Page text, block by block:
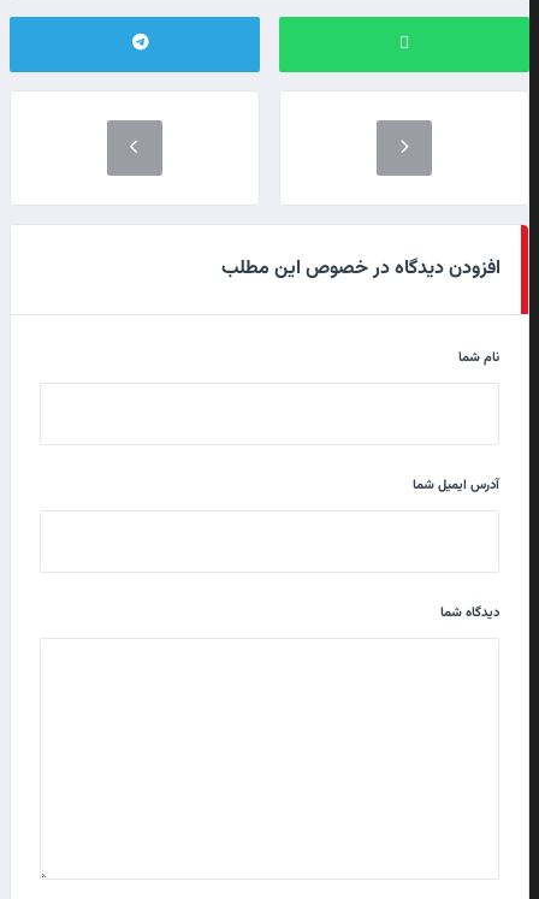
افزودن دیدگاه در خصوص این مطلب
نام شما
آدرس ایمیل شما
دیدگاه شما